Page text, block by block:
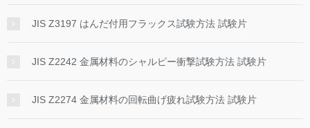
JIS Z3197 はんだ付用フラックス試験方法 試験片
JIS Z2242 金属材料のシャルピー衝撃試験方法 試験片
JIS Z2274 金属材料の回転曲げ疲れ試験方法 試験片